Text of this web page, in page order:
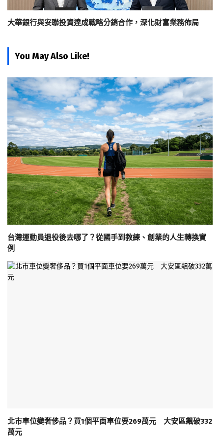
大華銀行與安聯投資達成戰略分銷合作，深化財富業務佈局
You May Also Like!
台灣運動員退役後去哪了？從國手到教練、創業的人生轉換實
例
北市車位變奢侈品？買1個平面車位要269萬元 大安區飆破332
萬元